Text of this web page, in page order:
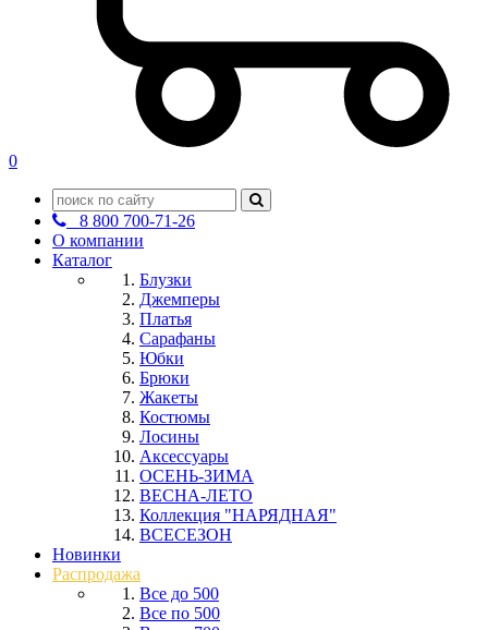
0
8 800 700-71-26
О компании
Каталог
Блузки
Джемперы
Платья
Сарафаны
Юбки
Брюки
Жакеты
Костюмы
Лосины
Аксессуары
ОСЕНЬ-ЗИМА
ВЕСНА-ЛЕТО
Коллекция "НАРЯДНАЯ"
ВСЕСЕЗОН
Новинки
Распродажа
Все до 500
Все по 500